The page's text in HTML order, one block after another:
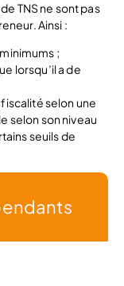
TNS ne sont pas
Ainsi :
;
lorsqu’il a de
selon une
selon son niveau
seuils de